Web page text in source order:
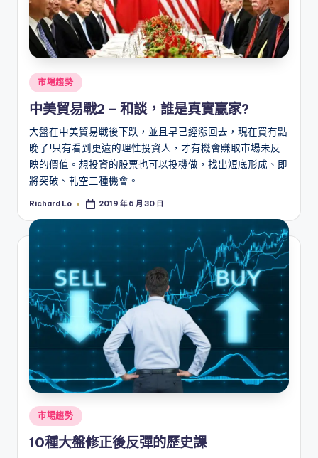
Posted
in
市場趨勢
中美貿易戰2 – 和談，誰是真實贏家?
大盤在中美貿易戰後下跌，並且早已經漲回去，現在買有點
晚了!只有看到更遠的理性投資人，才有機會賺取市場未反
映的價值。想投資的股票也可以投機做，找出短底形成、即
將突破、軋空三種機會。
Posted
Richard Lo 2019 年 6 月 30 日
Posted
in
市場趨勢
10種大盤修正後反彈的歷史課